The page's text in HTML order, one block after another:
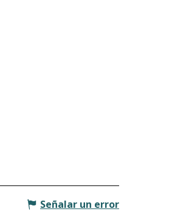
Señalar un error